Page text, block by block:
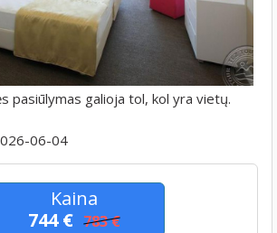
pasiūlymas galioja tol, kol yra vietų.
06-04
Kaina
744 € 783 €